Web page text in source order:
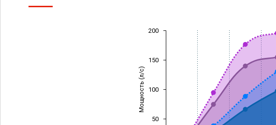
Мощность (л/с)
50
100
150
200